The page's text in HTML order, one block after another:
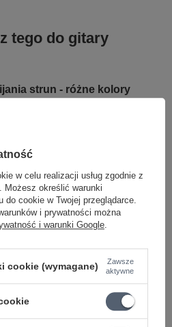
tego do gitary
strun - różne kolory
przed obniżką:
elektrycznych,
przed obniżką:67,60 zł -3%
CT-22 D'addario gitara,
przed obniżką:
+1%
w celu realizacji usług zgodnie z
. Możesz określić warunki
do cookie w Twojej przeglądarce.
i prywatności można
i warunki Google.
cookie (wymagane)
Zawsze
aktywne